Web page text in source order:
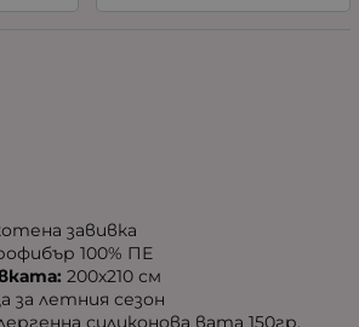
завивка
100% ПЕ
200х210 см
за летния сезон
силиконова вата 150гр.